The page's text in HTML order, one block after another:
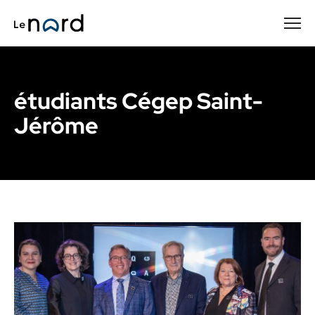
étudiants Cégep Saint-
Jérôme